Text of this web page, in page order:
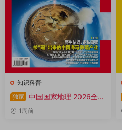
知识科普
独家
中国国家地理 2026全年
1-12月共12期 PDF
1周前